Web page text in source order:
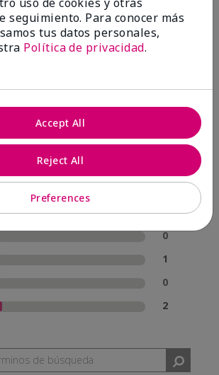
4.8
Escribir Una Opinión
recomendaría a un amigo.
54
0
1
0
2
seguimiento. Para conocer más
tus datos personales,
Política de privacidad.
Preferences
Reject All
Accept All